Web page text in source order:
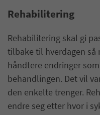
Rehabilitering
Rehabilitering skal gi
tilbake til hverdagen så
håndtere endringer
behandlingen. Det vil
den enkelte trenger.
endre seg etter hvor i